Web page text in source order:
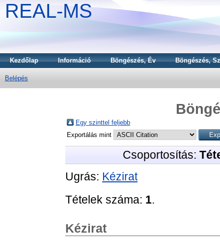
REAL-MS
Kezdőlap Információ Böngészés, Év Böngészés,
Belépés
Egy szinttel feljebb
Exportálás mint
Csoportosítás:
Ugrás: Kézirat
Tételek száma: 1.
Kézirat